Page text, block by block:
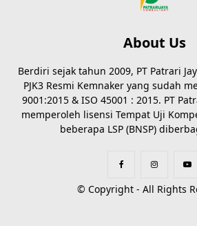
About Us
Berdiri sejak tahun 2009, PT Patrari
PJK3 Resmi Kemnaker yang sudah
9001:2015 & ISO 45001 : 2015. PT
memperoleh lisensi Tempat Uji
beberapa LSP (BNSP)
© Copyright - All Rights